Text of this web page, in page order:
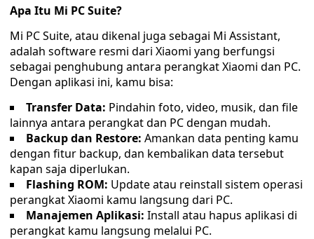
Apa Itu Mi PC Suite?
Mi PC Suite, atau dikenal juga sebagai Mi Assistant,
adalah software resmi dari Xiaomi yang berfungsi
sebagai penghubung antara perangkat Xiaomi dan PC.
Dengan aplikasi ini, kamu bisa:
Transfer Data: Pindahin foto, video, musik, dan file
lainnya antara perangkat dan PC dengan mudah.
Backup dan Restore: Amankan data penting kamu
dengan fitur backup, dan kembalikan data tersebut
kapan saja diperlukan.
Flashing ROM: Update atau reinstall sistem operasi
perangkat Xiaomi kamu langsung dari PC.
Manajemen Aplikasi: Install atau hapus aplikasi di
perangkat kamu langsung melalui PC.